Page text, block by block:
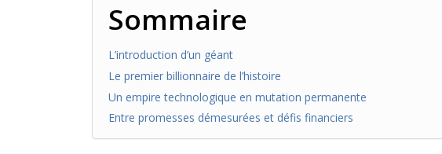
Sommaire
L’introduction d’un géant
Le premier billionnaire de l’histoire
Un empire technologique en mutation permanente
Entre promesses démesurées et défis financiers